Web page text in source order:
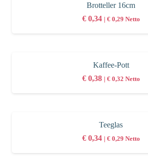
Brotteller 16cm
€0,34 | €0,29 Netto
Kaffee-Pott
€0,38 | €0,32 Netto
Teeglas
€0,34 €0,29 Netto